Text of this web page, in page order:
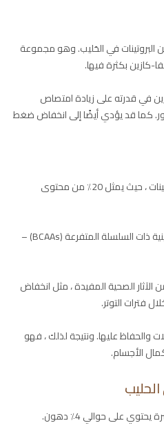
الغالبية – أو 80٪ – من البروتينات في الحَليب. وهو مجموعة
كازين بكثرة فيها.
في قدرته على زيادة امتصاص
كما قد يؤدي أيضًا إلى انخفاض ضغط
هو عائلة أخرى من البروتينات ، حيث يمثل 20٪ من محتوى
إنه غني بشكل خاص بالأحماض الأمينية ذات السلسلة المتفرعة (BCAAs) –
الآثار الصحية المفيدة ، مثل انخفاض
فترات التوتر.
والحفاظ عليها. ونتيجة لذلك ، فهو
الأجسام.
على حوالي 4٪ دهون.